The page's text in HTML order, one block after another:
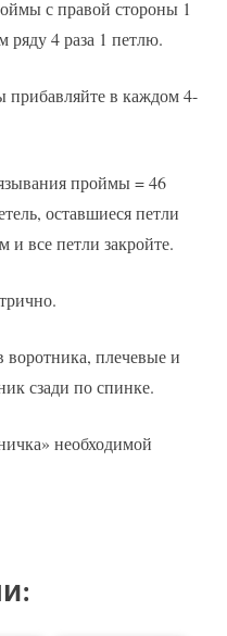
с правой стороны 1
ряду 4 раза 1 петлю.
прибавляйте в каждом 4-
проймы = 46
оставшиеся петли
и все петли закройте.
плечевые и
сзади по спинке.
необходимой